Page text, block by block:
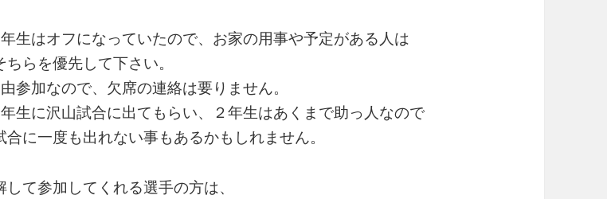
生はオフになっていたので、お家の用事や予定がある人は
らを優先して下さい。
参加なので、欠席の連絡は要りません。
生に沢山試合に出てもらい、２年生はあくまで助っ人なので
に一度も出れない事もあるかもしれません。
して参加してくれる選手の方は、